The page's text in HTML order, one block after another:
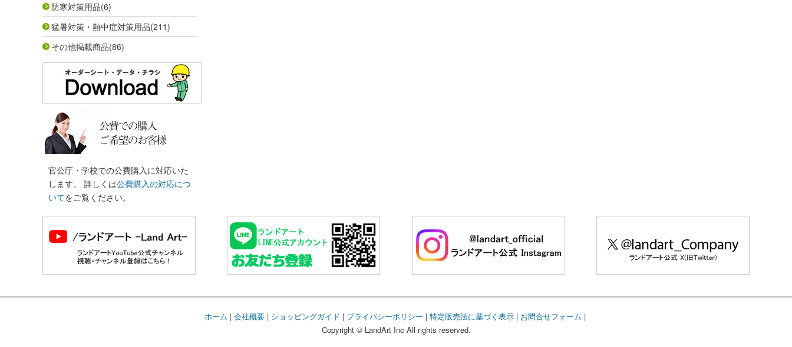
防寒対策用品(6)
猛暑対策・熱中症対策用品(211)
その他掲載商品(86)
官公庁・学校での公費購入に対応いた
します。 詳しくは公費購入の対応につ
いてをご覧ください。
ホーム | 会社概要| ショッピングガイド | プライバシーポリシー | 特定販売法に基づく表示| お問合せフォーム |
Copyright © LandArt Inc All rights reserved.